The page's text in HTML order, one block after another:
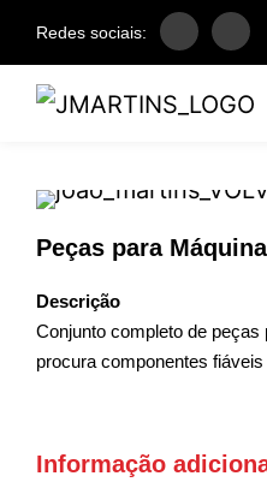
Redes sociais:
Peças para
Descrição
Conjunto completo de peças
procura componentes
Informação